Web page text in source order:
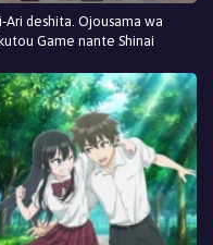
Ari deshita. Ojousama wa
Game nante Shinai